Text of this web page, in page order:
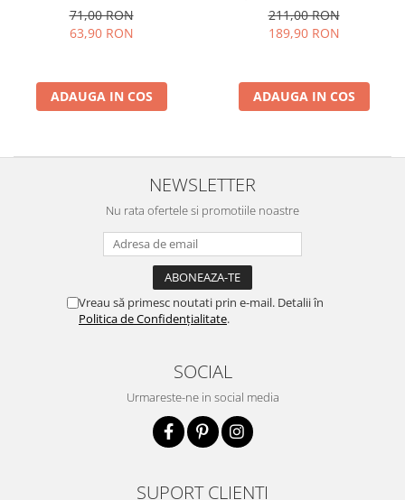
71,00 RON
63,90 RON
ADAUGA IN COS
NUDELIGHTFUL LIPSTICK NR
400)
211,00 RON
189,90 RON
ADAUGA IN COS
NEWSLETTER
Nu rata ofertele si promotiile noastre
Vreau să primesc noutati prin e-mail. Detalii în
Politica de Confidențialitate.
SOCIAL
Urmareste-ne in social media
SUPORT CLIENTI